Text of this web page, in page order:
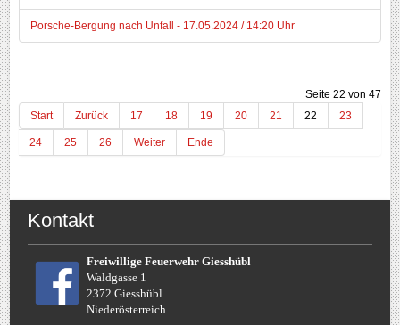
Porsche-Bergung nach Unfall - 17.05.2024 / 14:20 Uhr
Seite 22 von 47
Start
Zurück 17 18 19 20 21 22 23
24 25 26 Weiter Ende
Kontakt
Freiwillige Feuerwehr Giesshübl
Waldgasse 1
2372 Giesshübl
Niederösterreich